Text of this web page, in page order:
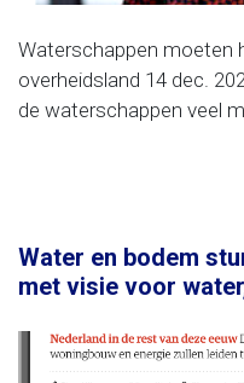
Waterschappen moeten
overheidsland 14 dec.
de waterschappen veel
Water en bodem
met visie voor